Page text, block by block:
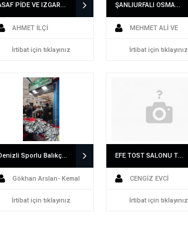
ASAF PİDE VE IZGARA 0541 748 0889 ACIPAYAM DA PİDE VE IZGARA SALONU
AHMET İLÇİ
İrtibat için tıklayınız
ŞANLIURFALI OSMAN USTA ÇİĞKÖFTE 05415242694 KALE DE ÇİĞKÖFTE SİPARİŞİ
MEHMET ALİ VE
HÜSEYİN TAŞLICALI
İrtibat için tıklayınız
Denizli Sporlu Balıkçı Kardeşler 0258 264 8812 Denizli Alo Balıkçı
Gökhan Arslan- Kemal
Ercanİrtibat için tıklayınız
EFE TOST SALONU TOSTÇU CENGİZ 0533 579 6915 ÇİVRİL DE MEŞHUR TOSTÇU
CENGİZ EVCİ
İrtibat için tıklayınız